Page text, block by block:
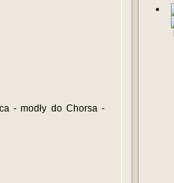
- modły do Chorsa -